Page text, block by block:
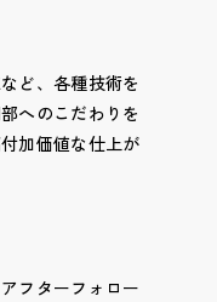
ど、各種技術を
へのこだわりを
加価値な仕上が
フターフォロー